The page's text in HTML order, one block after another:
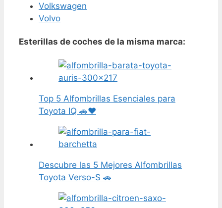
Volkswagen
Volvo
Esterillas de coches de la misma marca:
Top 5 Alfombrillas Esenciales para
Toyota IQ 🚗❤️
Descubre las 5 Mejores Alfombrillas
Toyota Verso-S 🚗